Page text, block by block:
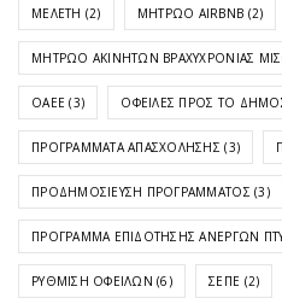
ΜΕΛΈΤΗ (2) ΜΗΤΡΏΟ AIRBNB (2)
ΜΗΤΡΏΟ ΑΚΙΝΉΤΩΝ ΒΡΑΧΥΧΡΌΝΙΑΣ
ΟΑΕΕ (3) ΟΦΕΙΛΈΣ ΠΡΟΣ ΤΟ
ΠΡΟΓΡΆΜΜΑΤΑ ΑΠΑΣΧΌΛΗΣΗΣ (3)
ΠΡΟΔΗΜΟΣΊΕΥΣΗ ΠΡΟΓΡΆΜΜΑΤΟΣ (3)
ΠΡΌΓΡΑΜΜΑ ΕΠΙΔΌΤΗΣΗΣ ΑΝΈΡΓΩΝ
ΡΎΘΜΙΣΗ ΟΦΕΙΛΏΝ (6) ΣΕΠΕ (2)